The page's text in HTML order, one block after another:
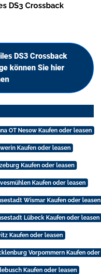
DS3 Crossback
DS3 Crossback
können Sie hier
OT Nesow Kaufen oder leasen
Kaufen oder leasen
Kaufen oder leasen
Kaufen oder leasen
Wismar Kaufen oder leasen
Lübeck Kaufen oder leasen
Kaufen oder leasen
Vorpommern Kaufen
Kaufen oder leasen